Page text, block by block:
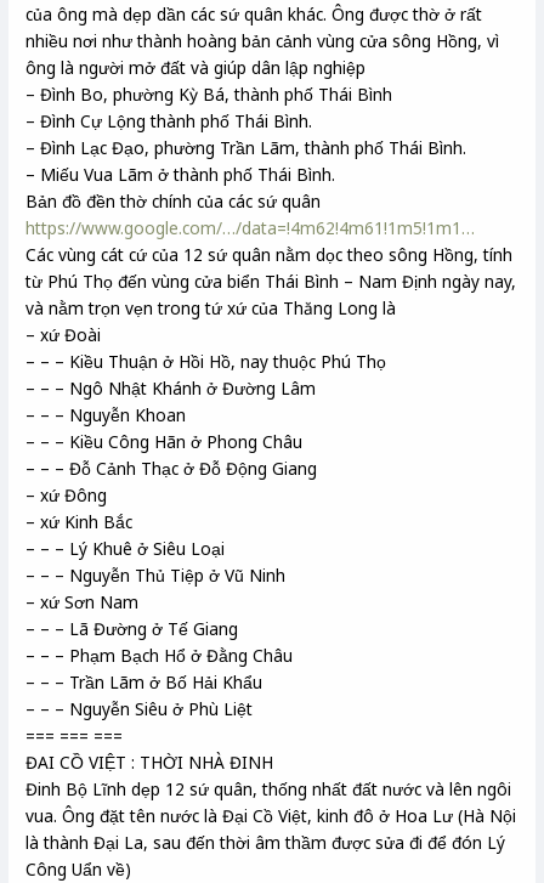
của ông mà dẹp dần các sứ quân khác. Ông được thờ ở rất
nhiều nơi như thành hoàng bản cảnh vùng cửa sông Hồng, vì
ông là người mở đất và giúp dân lập nghiệp
– Đình Bo, phường Kỳ Bá, thành phố Thái Bình
– Đình Cự Lộng thành phố Thái Bình.
– Đình Lạc Đạo, phường Trần Lãm, thành phố Thái Bình.
– Miếu Vua Lãm ở thành phố Thái Bình.
Bản đồ đền thờ chính của các sứ quân
https://www.google.com/…/data=!4m62!4m61!1m5!1m1…
Các vùng cát cứ của 12 sứ quân nằm dọc theo sông Hồng, tính
từ Phú Thọ đến vùng cửa biển Thái Bình – Nam Định ngày nay,
và nằm trọn vẹn trong tứ xứ của Thăng Long là
– xứ Đoài
– – – Kiều Thuận ở Hồi Hồ, nay thuộc Phú Thọ
– – – Ngô Nhật Khánh ở Đường Lâm
– – – Nguyễn Khoan
– – – Kiều Công Hãn ở Phong Châu
– – – Đỗ Cảnh Thạc ở Đỗ Động Giang
– xứ Đông
– xứ Kinh Bắc
– – – Lý Khuê ở Siêu Loại
– – – Nguyễn Thủ Tiệp ở Vũ Ninh
– xứ Sơn Nam
– – – Lã Đường ở Tế Giang
– – – Phạm Bạch Hổ ở Đằng Châu
– – – Trần Lãm ở Bố Hải Khẩu
– – – Nguyễn Siêu ở Phù Liệt
=== === ===
ĐAI CỒ VIỆT : THỜI NHÀ ĐINH
Đinh Bộ Lĩnh dẹp 12 sứ quân, thống nhất đất nước và lên ngôi
vua. Ông đặt tên nước là Đại Cồ Việt, kinh đô ở Hoa Lư (Hà Nội
là thành Đại La, sau đến thời âm thầm được sửa đi để đón Lý
Công Uẩn về)